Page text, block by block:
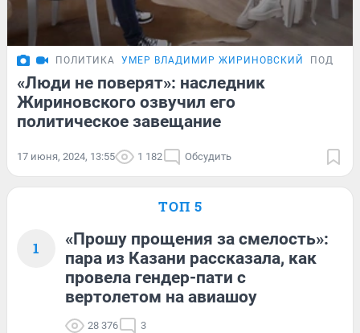
ПОЛИТИКА УМЕР ВЛАДИМИР ЖИРИНОВСКИЙ
«Люди не поверят»: наследник
Жириновского озвучил его
политическое завещание
17 июня, 2024, 13:55 1 182 Обсудить
ТОП 5
1
«Прошу прощения за смелость»:
пара из Казани рассказала, как
провела гендер-пати с
вертолетом на авиашоу
28 376 3